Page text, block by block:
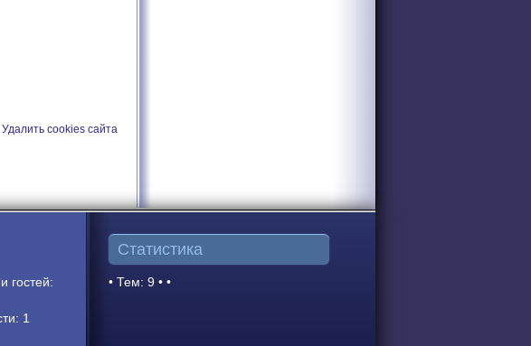
Удалить cookies сайта
гостей:
1
Статистика
• Тем: 9 • •